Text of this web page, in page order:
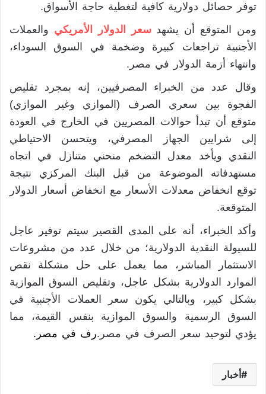
توفر حصائل دولارية كافية لتغطية حاجة الأسواق.
ومن المتوقع أن يشهد سعر الدولار الأمريكي والعملات
الأجنبية تراجعات كبيرة وضخمة في السوق السوداء،
وانتهاء أزمة الدولار في مصر.
وقال عدد من الخبراء المصرفيين، إنه بمجرد تقليص
الفجوة بين سعري الصرف (الموازي وغير الموازي)
متوقع أن تبدأ حوالات المصريين في الخارج في العودة
إلى شرايين الجهاز المصرفي، ويتحسن الاحتياطي
النقدي ويأخد معدل التضخم منحني متنازل في اتجاه
مستهدفاته الموضوعة من قبل البنك المركزي نتيجة
توقع انخفاض معدلات الأسعار مع انخفاض أسعار الدولار
المتوقعة.
وأكد الخبراء، أنه على المدى القصير سيتم توفير عاجل
للسيولة النقدية الدولارية؛ من خلال عدد من مشروعات
الاستثمار المباشر، مما يعمل على حل مشكلة نقص
الموارد الدولارية بشكل عاجل، وتقليص السوق الموازية
بشكل كبير، وبالتالي يكون سعر العملات الأجنبية في
السوق الرسمية والسوق الموازية بنفس القيمة، مما
يؤدي لتوحيد سعر الصرف في مصر.رف في مصر.
أخبار